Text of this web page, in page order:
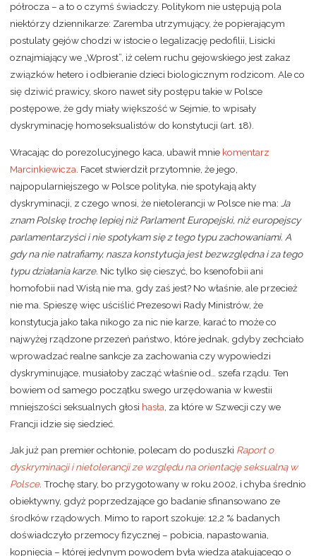
półrocza – a to o czymś świadczy. Politykom nie ustępują pola
niektórzy dziennikarze: Zaremba utrzymujący, że popierającym
postulaty gejów chodzi w istocie o legalizację pedofilii, Lisicki
oznajmiający we „Wprost”, iż celem ruchu gejowskiego jest zakaz
związków hetero i odbieranie dzieci biologicznym rodzicom. Ale co
się dziwić prawicy, skoro nawet siły postępu takie w Polsce
postępowe, że gdy miały większość w Sejmie, to wpisały
dyskryminację homoseksualistów do konstytucji (art. 18).
Wracając do porezolucyjnego kaca, ubawił mnie komentarz
Marcinkiewicza . Facet stwierdził przytomnie, że jego,
najpopularniejszego w Polsce polityka, nie spotykają akty
dyskryminacji, z czego wnosi, że nietolerancji w Polsce nie ma: Ja
znam Polskę trochę lepiej niż Parlament Europejski, niż europejscy
parlamentarzyści i nie spotykam się z tego typu zachowaniami. A
gdy na nie natrafiamy, nasza konstytucja jest bezwzględna i za tego
typu działania karze. Nic tylko się cieszyć, bo ksenofobii ani
homofobii nad Wisłą nie ma, gdy zaś jest? No właśnie, ale przecież
nie ma. Spieszę więc uściślić Prezesowi Rady Ministrów, że
konstytucja jako taka nikogo za nic nie karze, karać to może co
najwyżej rządzone przezeń państwo, które jednak, gdyby zechciało
wprowadzać realne sankcje za zachowania czy wypowiedzi
dyskryminujące, musiałoby zacząć właśnie od… szefa rządu. Ten
bowiem od samego początku swego urzędowania w kwestii
mniejszości seksualnych głosi hasła , za które w Szwecji czy we
Francji idzie się siedzieć.
Jak już pan premier ochłonie, polecam do poduszki Raport o
dyskryminacji i nietolerancji ze względu na orientację seksualną w
Polsce. Trochę stary, bo przygotowany w roku 2002, i chyba średnio
obiektywny, gdyż poprzedzające go badanie sfinansowano ze
środków rządowych. Mimo to raport szokuje: 12,2 % badanych
doświadczyło przemocy fizycznej – pobicia, napastowania,
kopnięcia – której jedynym powodem była wiedza atakującego o